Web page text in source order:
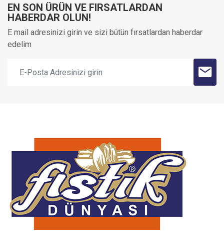
EN SON ÜRÜN VE FIRSATLARDAN
HABERDAR OLUN!
E mail adresinizi girin ve sizi bütün fırsatlardan haberdar
edelim